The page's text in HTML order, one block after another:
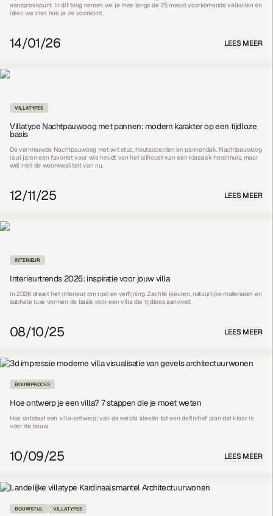
aanspreekpunt. In dit blog nemen we je mee langs de 25 meest voorkomende valkuilen en
laten we zien hoe je ze voorkomt.
14/01/26 LEES MEER
VILLATYPES
Villatype Nachtpauwoog met pannen: modern karakter op een tijdloze
basis
De vernieuwde Nachtpauwoog met wit stuc, houtaccenten en pannendak. Nachtpauwoog
is al jaren een favoriet voor wie houdt van het silhouet van een klassiek herenhuis, maar
wél met de woonkwaliteit van nu.
12/11/25 LEES MEER
INTERIEUR
Interieurtrends 2026: inspiratie voor jouw villa
In 2026 draait het interieur om rust en verfijning. Zachte kleuren, natuurlijke materialen en
subtiele luxe vormen de basis voor een villa die tijdloos aanvoelt.
08/10/25 LEES MEER
BOUWPROCES
Hoe ontwerp je een villa? 7 stappen die je moet weten
Hoe ontstaat een villa-ontwerp; van de eerste ideeën tot een definitief plan dat klaar is
voor de bouw.
10/09/25 LEES MEER
BOUWSTIJL VILLATYPES